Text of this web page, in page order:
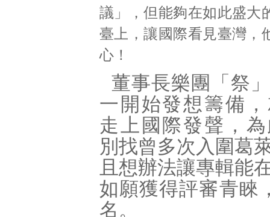
議」，但能夠在如此盛大
臺上，讓國際看見臺灣，
心！
董事長樂團「祭
一開始發想籌備
走上國際發聲，
別找曾多次入圍葛
且想辦法讓專輯能
如願獲得評審青睞
名。